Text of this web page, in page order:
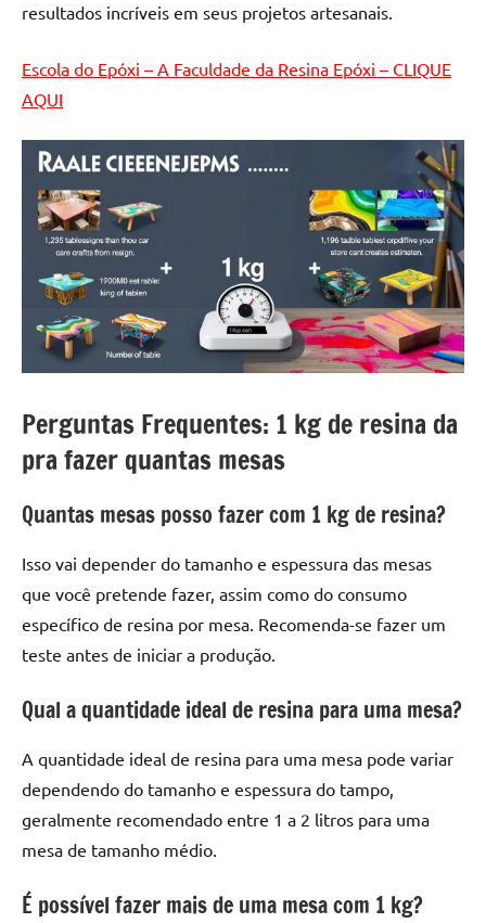
resultados incríveis em seus projetos artesanais.
Escola do Epóxi – A Faculdade da Resina Epóxi – CLIQUE
AQUI
Perguntas Frequentes: 1 kg de resina da
pra fazer quantas mesas
Quantas mesas posso fazer com 1 kg de resina?
Isso vai depender do tamanho e espessura das mesas
que você pretende fazer, assim como do consumo
específico de resina por mesa. Recomenda-se fazer um
teste antes de iniciar a produção.
Qual a quantidade ideal de resina para uma mesa?
A quantidade ideal de resina para uma mesa pode variar
dependendo do tamanho e espessura do tampo,
geralmente recomendado entre 1 a 2 litros para uma
mesa de tamanho médio.
É possível fazer mais de uma mesa com 1 kg?